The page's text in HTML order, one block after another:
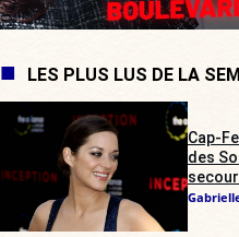
LES PLUS LUS DE LA
Cap-
des